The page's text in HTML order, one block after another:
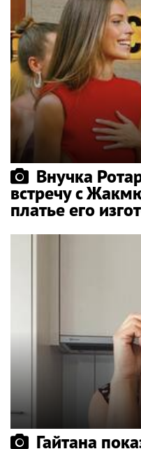
Внучка
встречу с
платье его
Гайтана